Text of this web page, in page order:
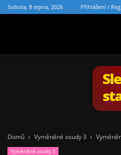
Sobota, 8 srpna, 2026 Přihlášení /
Domů Vyměněné osudy 3
Vyměněné osudy 3